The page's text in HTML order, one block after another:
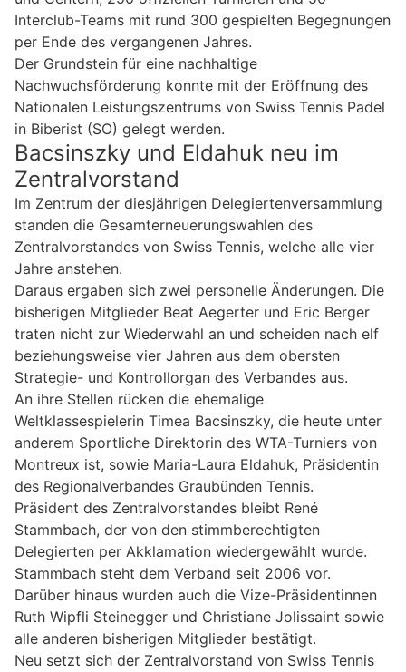
Interclub-Teams mit rund 300 gespielten Begegnungen
per Ende des vergangenen Jahres.
Der Grundstein für eine nachhaltige
Nachwuchsförderung konnte mit der Eröffnung des
Nationalen Leistungszentrums von Swiss Tennis Padel
in Biberist (SO) gelegt werden.
Bacsinszky und Eldahuk neu im
Zentralvorstand
Im Zentrum der diesjährigen Delegiertenversammlung
standen die Gesamterneuerungswahlen des
Zentralvorstandes von Swiss Tennis, welche alle vier
Jahre anstehen.
Daraus ergaben sich zwei personelle Änderungen. Die
bisherigen Mitglieder Beat Aegerter und Eric Berger
traten nicht zur Wiederwahl an und scheiden nach elf
beziehungsweise vier Jahren aus dem obersten
Strategie- und Kontrollorgan des Verbandes aus.
An ihre Stellen rücken die ehemalige
Weltklassespielerin Timea Bacsinszky, die heute unter
anderem Sportliche Direktorin des WTA-Turniers von
Montreux ist, sowie Maria-Laura Eldahuk, Präsidentin
des Regionalverbandes Graubünden Tennis.
Präsident des Zentralvorstandes bleibt René
Stammbach, der von den stimmberechtigten
Delegierten per Akklamation wiedergewählt wurde.
Stammbach steht dem Verband seit 2006 vor.
Darüber hinaus wurden auch die Vize-Präsidentinnen
Ruth Wipfli Steinegger und Christiane Jolissaint sowie
alle anderen bisherigen Mitglieder bestätigt.
Neu setzt sich der Zentralvorstand von Swiss Tennis